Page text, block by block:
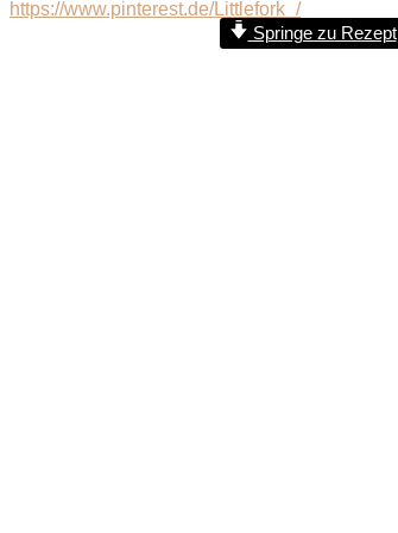
https://www.pinterest.de/Littlefork_/
Springe zu Rezept